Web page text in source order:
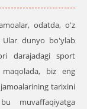
odatda, o'z
dunyo bo'ylab
darajadagi sport
biz eng
tarixini
muvaffaqiyatga